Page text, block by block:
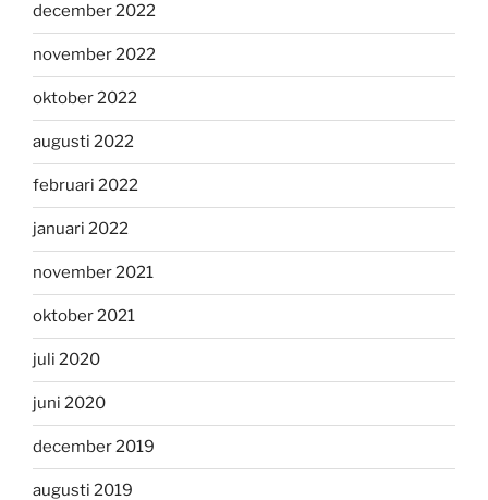
december 2022
november 2022
oktober 2022
augusti 2022
februari 2022
januari 2022
november 2021
oktober 2021
juli 2020
juni 2020
december 2019
augusti 2019